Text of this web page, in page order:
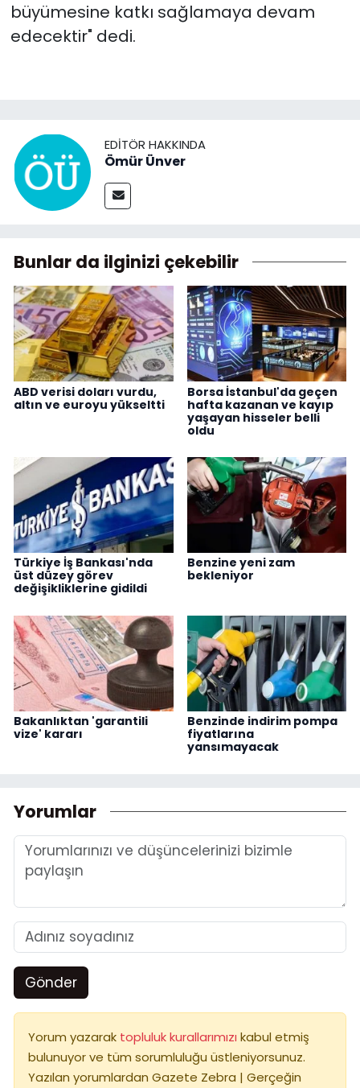
büyümesine katkı sağlamaya devam
edecektir" dedi.
EDITÖR HAKKINDA
Ömür Ünver
Bunlar da ilginizi çekebilir
ABD verisi doları vurdu,
altın ve euroyu yükseltti
Borsa İstanbul'da geçen
hafta kazanan ve kayıp
yaşayan hisseler belli
oldu
Türkiye İş Bankası'nda
üst düzey görev
değişikliklerine gidildi
Benzine yeni zam
bekleniyor
Bakanlıktan 'garantili
vize' kararı
Benzinde indirim pompa
fiyatlarına
yansımayacak
Yorumlar
Gönder
Yorum yazarak topluluk kurallarımızı kabul etmiş
bulunuyor ve tüm sorumluluğu üstleniyorsunuz.
Yazılan yorumlardan Gazete Zebra | Gerçeğin